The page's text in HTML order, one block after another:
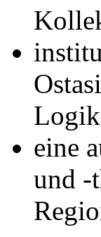
eine
und -